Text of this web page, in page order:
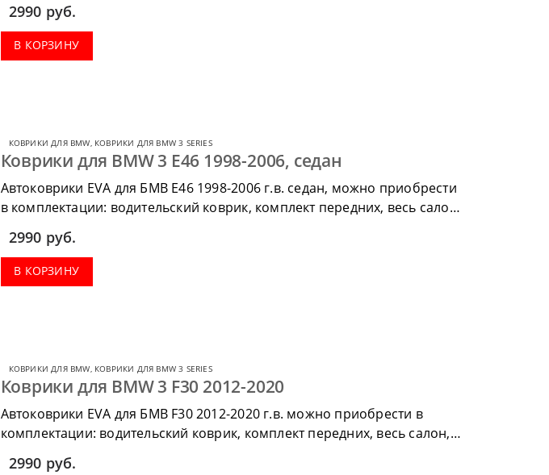
2990 руб.
В КОРЗИНУ
КОВРИКИ ДЛЯ BMW, КОВРИКИ ДЛЯ BMW 3 SERIES
Коврики для BMW 3 E46 1998-2006, седан
Автоковрики EVA для БМВ Е46 1998-2006 г.в. седан, можно приобрести
в комплектации: водительский коврик, комплект передних, весь салон,
2990 руб.
В КОРЗИНУ
КОВРИКИ ДЛЯ BMW, КОВРИКИ ДЛЯ BMW 3 SERIES
Коврики для BMW 3 F30 2012-2020
Автоковрики EVA для БМВ F30 2012-2020 г.в. можно приобрести в
комплектации: водительский коврик, комплект передних, весь салон,
2990 руб.